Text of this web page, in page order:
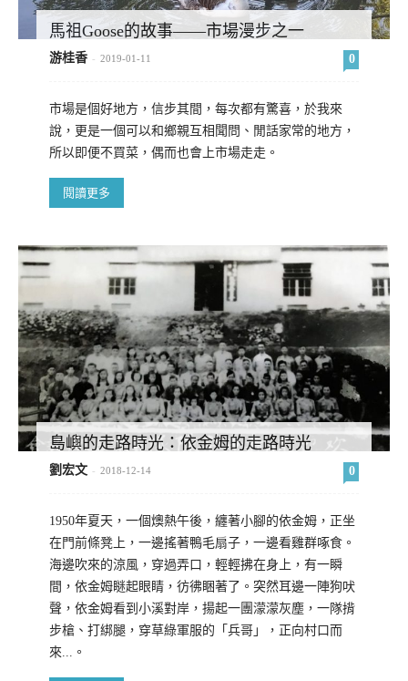
馬祖Goose的故事——市場漫步之一
游桂香 - 2019-01-11 0
市場是個好地方，信步其間，每次都有驚喜，於我來
說，更是一個可以和鄉親互相聞問、閒話家常的地方，
所以即便不買菜，偶而也會上市場走走。
閱讀更多
島嶼的走路時光：依金姆的走路時光
劉宏文 - 2018-12-14 0
1950年夏天，一個燠熱午後，纏著小腳的依金姆，正坐
在門前條凳上，一邊搖著鴨毛扇子，一邊看雞群啄食。
海邊吹來的涼風，穿過弄口，輕輕拂在身上，有一瞬
間，依金姆瞇起眼睛，彷彿睏著了。突然耳邊一陣狗吠
聲，依金姆看到小溪對岸，揚起一團濛濛灰塵，一隊揹
步槍、打綁腿，穿草綠軍服的「兵哥」，正向村口而
來...。